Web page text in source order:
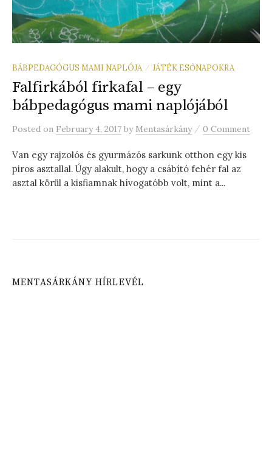
BÁBPEDAGÓGUS MAMI NAPLÓJA / JÁTÉK ESŐNAPOKRA
Falfirkából firkafal – egy
bábpedagógus mami naplójából
Posted on February 4, 2017 by Mentasárkány / 0 Comment
Van egy rajzolós és gyurmázós sarkunk otthon egy kis
piros asztallal. Úgy alakult, hogy a csábító fehér fal az
asztal körül a kisfiamnak hívogatóbb volt, mint a...
MENTASÁRKÁNY HÍRLEVÉL